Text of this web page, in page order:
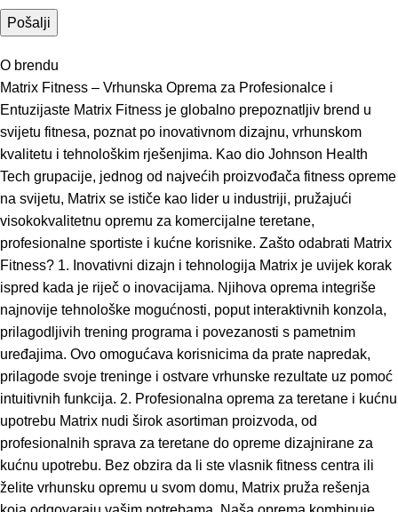
O brendu
Matrix Fitness – Vrhunska Oprema za Profesionalce i
Entuzijaste Matrix Fitness je globalno prepoznatljiv brend u
svijetu fitnesa, poznat po inovativnom dizajnu, vrhunskom
kvalitetu i tehnološkim rješenjima. Kao dio Johnson Health
Tech grupacije, jednog od najvećih proizvođača fitness opreme
na svijetu, Matrix se ističe kao lider u industriji, pružajući
visokokvalitetnu opremu za komercijalne teretane,
profesionalne sportiste i kućne korisnike. Zašto odabrati Matrix
Fitness? 1. Inovativni dizajn i tehnologija Matrix je uvijek korak
ispred kada je riječ o inovacijama. Njihova oprema integriše
najnovije tehnološke mogućnosti, poput interaktivnih konzola,
prilagodljivih trening programa i povezanosti s pametnim
uređajima. Ovo omogućava korisnicima da prate napredak,
prilagode svoje treninge i ostvare vrhunske rezultate uz pomoć
intuitivnih funkcija. 2. Profesionalna oprema za teretane i kućnu
upotrebu Matrix nudi širok asortiman proizvoda, od
profesionalnih sprava za teretane do opreme dizajnirane za
kućnu upotrebu. Bez obzira da li ste vlasnik fitness centra ili
želite vrhunsku opremu u svom domu, Matrix pruža rešenja